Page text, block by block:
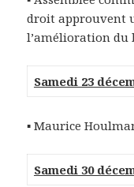
droit approuvent
l’amélioration du
Samedi 23
▪ Maurice
Samedi 30